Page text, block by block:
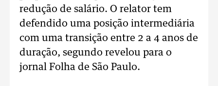
redução de salário. O relator tem
defendido uma posição intermediária
com uma transição entre 2 a 4 anos de
duração, segundo revelou para o
jornal Folha de São Paulo.